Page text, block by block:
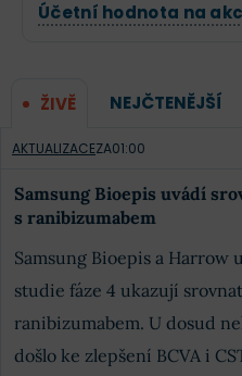
Účetní hodnota na
ŽIVĚ NEJČTENĚJŠÍ
AKTUALIZACEZA01:00
Samsung Bioepis uvádí
s ranibizumabem
Samsung Bioepis a Harrow
studie fáze 4 ukazují
ranibizumabem. U dosud
došlo ke zlepšení BCVA i